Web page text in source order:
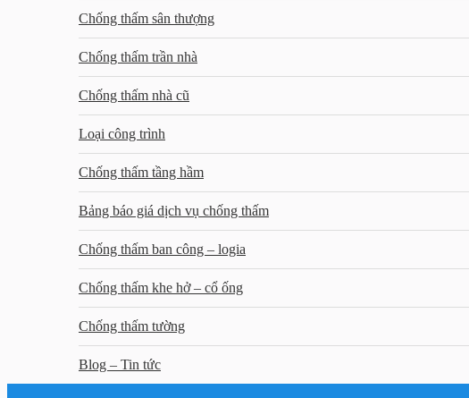
Chống thấm sân thượng
Chống thấm trần nhà
Chống thấm nhà cũ
Loại công trình
Chống thấm tầng hầm
Bảng báo giá dịch vụ chống thấm
Chống thấm ban công – logia
Chống thấm khe hở – cổ ống
Chống thấm tường
Blog – Tin tức